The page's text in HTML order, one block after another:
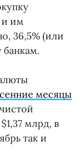
и им
36,5% (или
банкам.
месяцы
млрд, в
так и